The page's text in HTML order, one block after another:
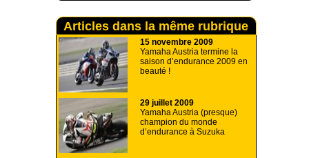
Articles dans la même rubrique
15 novembre 2009
Yamaha Austria termine la
saison d’endurance 2009 en
beauté !
29 juillet 2009
Yamaha Austria (presque)
champion du monde
d’endurance à Suzuka